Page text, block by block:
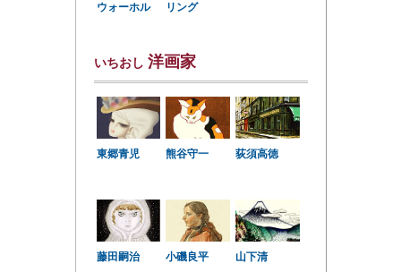
ウォーホル
リング
いちおし 洋画家
東郷青児 熊谷守一 荻須高徳
藤田嗣治 小磯良平 山下清